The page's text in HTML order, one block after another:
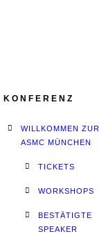
KONFERENZ
WILLKOMMEN ZUR
ASMC MÜNCHEN
TICKETS
WORKSHOPS
BESTÄTIGTE
SPEAKER